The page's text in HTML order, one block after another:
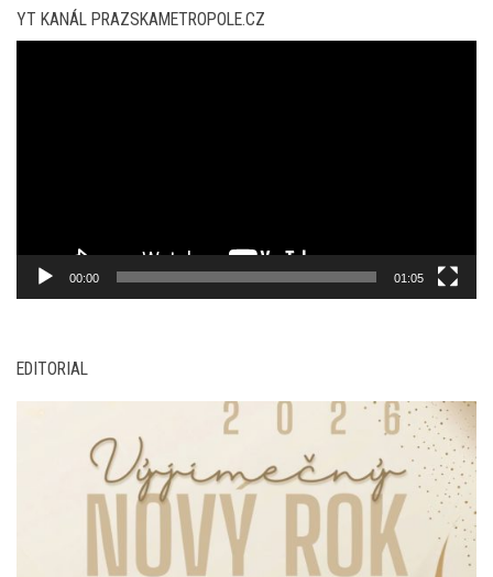
YT KANÁL PRAZSKAMETROPOLE.CZ
00:00 01:05
EDITORIAL